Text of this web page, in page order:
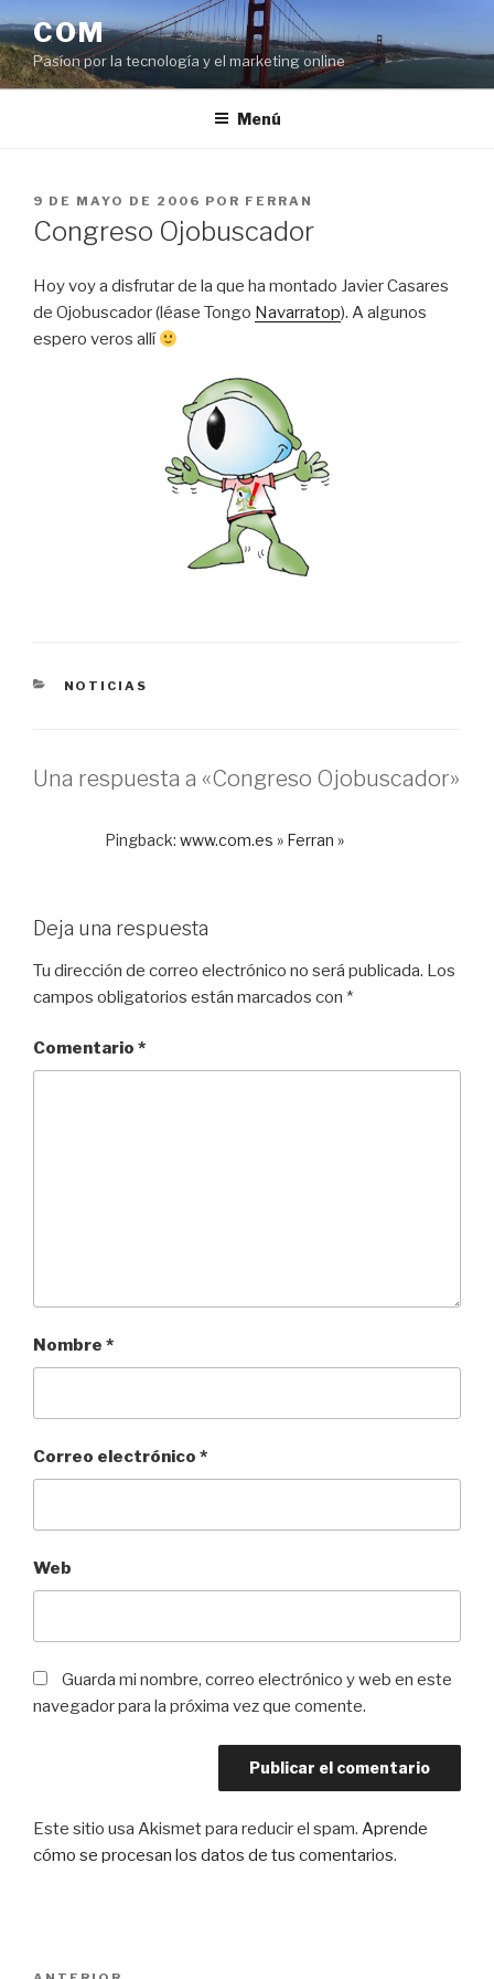
al
contenido
COM
Pasíon por la tecnología y el marketing online
Menú
PUBLICADO
EL
9 DE MAYO DE 2006 POR FERRAN
Congreso Ojobuscador
Hoy voy a disfrutar de la que ha montado Javier Casares
de Ojobuscador (léase Tongo Navarratop). A algunos
espero veros allí
CATEGORÍAS
NOTICIAS
Una respuesta a «Congreso Ojobuscador»
Pingback: www.com.es » Ferran »
Deja una respuesta
Tu dirección de correo electrónico no será publicada. Los
campos obligatorios están marcados con *
Comentario *
Nombre *
Correo electrónico *
Web
Guarda mi nombre, correo electrónico y web en este
navegador para la próxima vez que comente.
Este sitio usa Akismet para reducir el spam. Aprende
cómo se procesan los datos de tus comentarios.